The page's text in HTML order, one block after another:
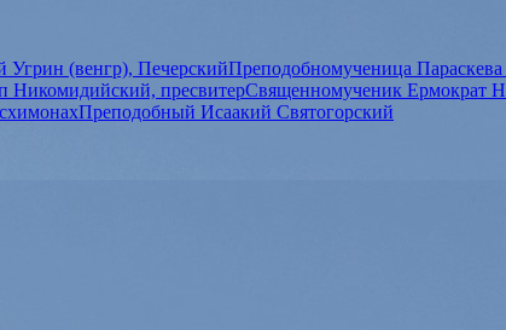
(венгр), ПечерскийПреподобномученица
пресвитерСвященномученик Ермократ
Преподобный Исаакий Святогорский